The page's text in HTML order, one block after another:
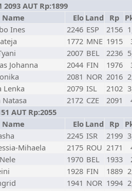
AUT Rp:1899
Name Elo Land Rp
Ines 2246 ESP 2156
1772 MNE 1915
2007 BEL 2236
Johanna 2044 FIN 1976
2081 NOR 2016
Lenka 2079 ISL 2102
Natasa 2172 CZE 2091
AUT Rp:2055
Name Elo Land Rp
2245 ISR 2199
Mihaela 2175 ROU 2171
1970 BEL 1933
1928 FIN 1889
1941 NOR 1994